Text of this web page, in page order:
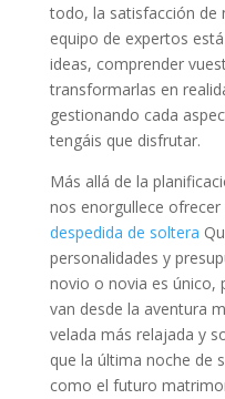
todo, la satisfacción de
equipo de expertos
ideas, comprender
transformarlas en
gestionando cada
tengáis que disfrutar.
Más allá de la
nos enorgullece
despedida de soltera
personalidades y
novio o novia es único,
van desde la aventura
velada más relajada y
que la última noche de
como el futuro